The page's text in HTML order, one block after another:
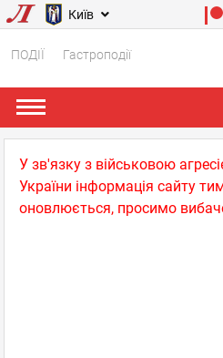
Київ
ПОДІЇ Гастроподії
У зв'язку з військовою
України інформація сайту
оновлюється, просимо